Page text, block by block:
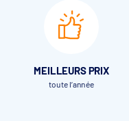
MEILLEURS PRIX
toute l’année